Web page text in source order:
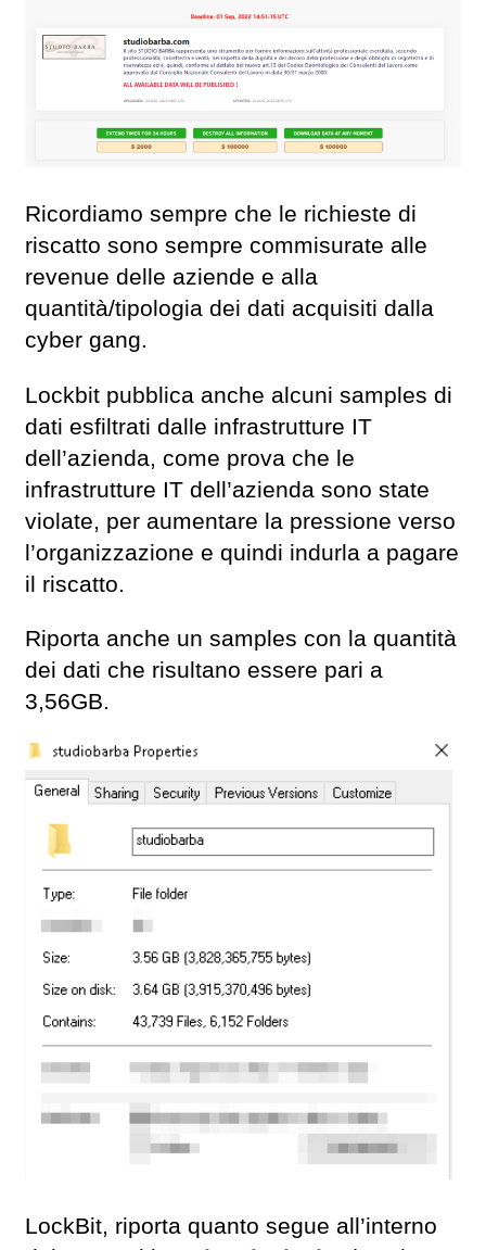
Ricordiamo sempre che le richieste di
riscatto sono sempre commisurate alle
revenue delle aziende e alla
quantità/tipologia dei dati acquisiti dalla
cyber gang.
Lockbit pubblica anche alcuni samples di
dati esfiltrati dalle infrastrutture IT
dell’azienda, come prova che le
infrastrutture IT dell’azienda sono state
violate, per aumentare la pressione verso
l’organizzazione e quindi indurla a pagare
il riscatto.
Riporta anche un samples con la quantità
dei dati che risultano essere pari a
3,56GB.
LockBit, riporta quanto segue all’interno